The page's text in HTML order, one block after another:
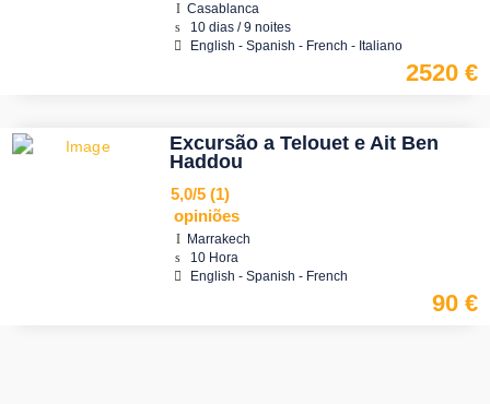
Casablanca
10 dias / 9 noites
English - Spanish - French - Italiano
2520 €
Excursão a Telouet e Ait Ben
Haddou
5,0/5 (1)
opiniões
Marrakech
10 Hora
English - Spanish - French
90 €